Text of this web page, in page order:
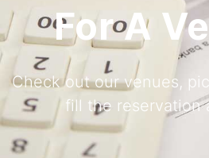
For A
Check out our venues,
fill the reservation